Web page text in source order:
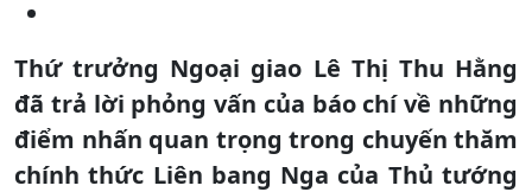
Thứ trưởng Ngoại giao Lê Thị Thu Hằng
đã trả lời phỏng vấn của báo chí về những
điểm nhấn quan trọng trong chuyến thăm
chính thức Liên bang Nga của Thủ tướng